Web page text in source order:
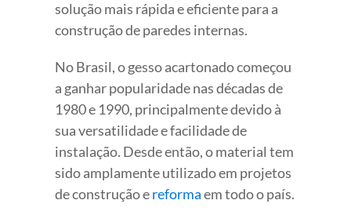
solução mais rápida e eficiente para a
construção de paredes internas.
No Brasil, o gesso acartonado começou
a ganhar popularidade nas décadas de
1980 e 1990, principalmente devido à
sua versatilidade e facilidade de
instalação. Desde então, o material tem
sido amplamente utilizado em projetos
de construção ereformaem todo o país.